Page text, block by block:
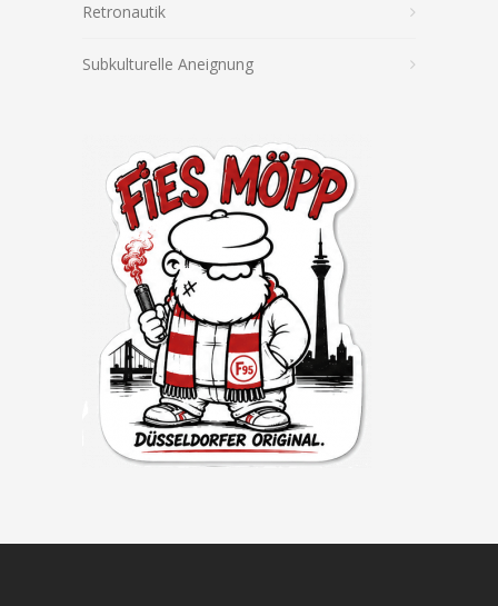
Retronautik
Subkulturelle Aneignung